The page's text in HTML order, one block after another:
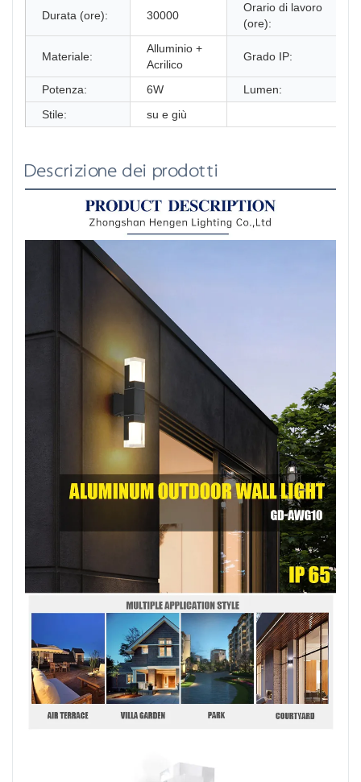
Durata (ore): 30000
Orario di lavoro
(ore):
Materiale:
Alluminio +
Acrilico
Grado IP:
Potenza: 6W
Lumen:
Stile:
su e giù
Descrizione dei prodotti